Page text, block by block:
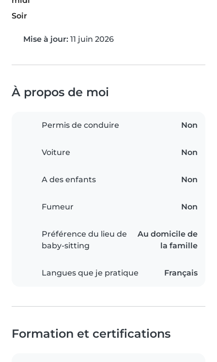
Soir
Mise à jour: 11 juin 2026
À propos de moi
Permis de conduire Non
Voiture Non
A des enfants Non
Fumeur Non
Préférence du lieu de
baby-sitting
Au domicile de
la famille
Langues que je pratique Français
Formation et certifications